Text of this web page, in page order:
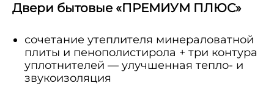
Двери бытовые «ПРЕМИУМ ПЛЮС»
сочетание утеплителя минераловатной
плиты и пенополистирола + три контура
уплотнителей — улучшенная тепло- и
звукоизоляция